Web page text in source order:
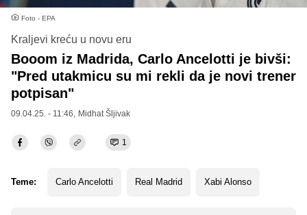
Foto - EPA
Kraljevi kreću u novu eru
Booom iz Madrida, Carlo Ancelotti je bivši:
"Pred utakmicu su mi rekli da je novi trener
potpisan"
09.04.25. - 11:46, Midhat Šljivak
1
Teme: Carlo Ancelotti Real Madrid Xabi Alonso